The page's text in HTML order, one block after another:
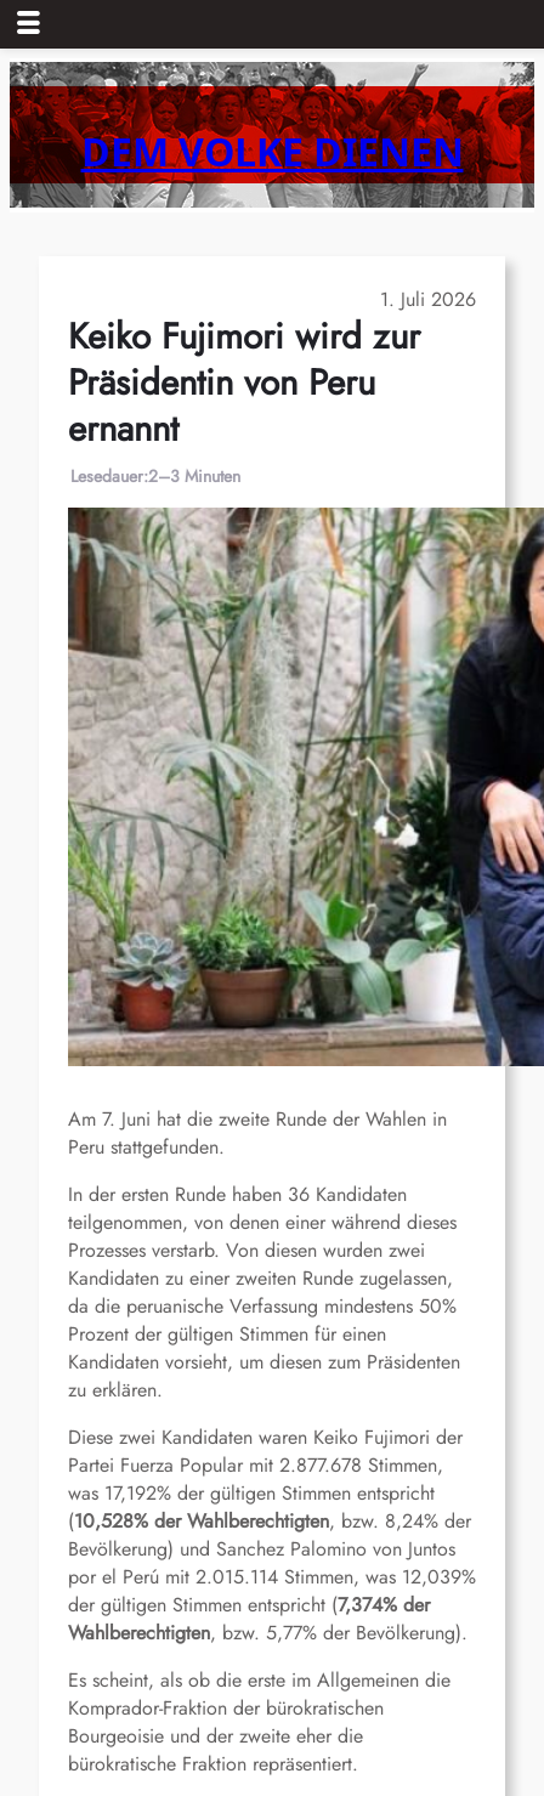
Zum
Inhalt
springenDEM VOLKE DIENEN
1. Juli 2026
­Keiko Fujimori wird zur
Präsidentin von Peru
ernannt
Lesedauer:2–3 Minuten
Am 7. Juni hat die zweite Runde der Wahlen in
Peru stattgefunden.
In der ersten Runde haben 36 Kandidaten
teilgenommen, von denen einer während dieses
Prozesses verstarb. Von diesen wurden zwei
Kandidaten zu einer zweiten Runde zugelassen,
da die peruanische Verfassung mindestens 50%
Prozent der gültigen Stimmen für einen
Kandidaten vorsieht, um diesen zum Präsidenten
zu erklären.
Diese zwei Kandidaten waren Keiko Fujimori der
Partei Fuerza Popular mit 2.877.678 Stimmen,
was 17,192% der gültigen Stimmen entspricht
(10,528% der Wahlberechtigten, bzw. 8,24% der
Bevölkerung) und Sanchez Palomino von Juntos
por el Perú mit 2.015.114 Stimmen, was 12,039%
der gültigen Stimmen entspricht (7,374% der
Wahlberechtigten, bzw. 5,77% der Bevölkerung).
Es scheint, als ob die erste im Allgemeinen die
Komprador-Fraktion der bürokratischen
Bourgeoisie und der zweite eher die
bürokratische Fraktion repräsentiert.